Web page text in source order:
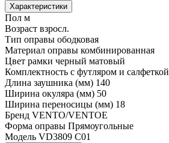
Характеристики
Пол м
Возраст взросл.
Тип оправы ободковая
Материал оправы комбинированная
Цвет рамки черный матовый
Комплектность с футляром и салфеткой
Длина заушника (мм) 140
Ширина окуляра (мм) 50
Ширина переносицы (мм) 18
Бренд VENTO/VENTOE
Форма оправы Прямоугольные
Модель VD3809 C01